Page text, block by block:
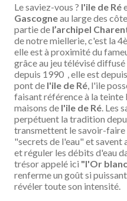
Le saviez-vous ? l'ile de Ré
Gascogneau large des
partie de l’archipel
de notre miellerie, c'est la
elle est à proximité du
grâce au jeu télévisé
depuis 1990
, elle est
pont de l'ile de Ré , l'ile
faisant référence à la
maisons de l'ile de Ré . Les
perpétuent la tradition
transmettent le savoir-faire
"secrets de l'eau" et savent
et réguler les débits d'eau
trésor appelé ici "l'Or
renferme un goût si
révéler toute son intensité.